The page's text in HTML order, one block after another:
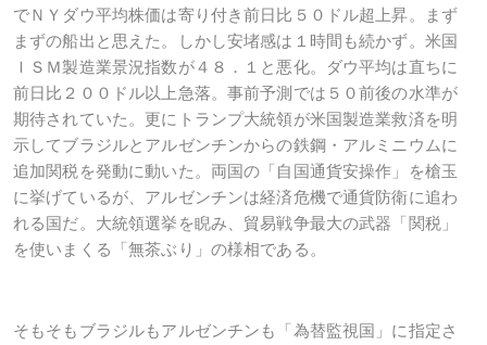
でＮＹダウ平均株価は寄り付き前日比５０ドル超上昇。まず
まずの船出と思えた。しかし安堵感は１時間も続かず。米国
ＩＳＭ製造業景況指数が４８．１と悪化。ダウ平均は直ちに
前日比２００ドル以上急落。事前予測では５０前後の水準が
期待されていた。更にトランプ大統領が米国製造業救済を明
示してブラジルとアルゼンチンからの鉄鋼・アルミニウムに
追加関税を発動に動いた。両国の「自国通貨安操作」を槍玉
に挙げているが、アルゼンチンは経済危機で通貨防衛に追わ
れる国だ。大統領選挙を睨み、貿易戦争最大の武器「関税」
を使いまくる「無茶ぶり」の様相である。
そもそもブラジルもアルゼンチンも「為替監視国」に指定さ